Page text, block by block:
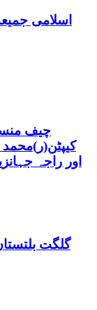
اسلامی
چیف
اور راجہ